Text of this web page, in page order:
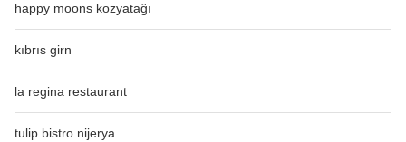
happy moons kozyatağı
kıbrıs girn
la regina restaurant
tulip bistro nijerya